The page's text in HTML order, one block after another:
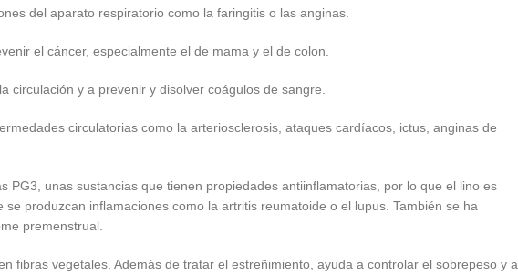
del aparato respiratorio como la faringitis o las anginas.
el cáncer, especialmente el de mama y el de colon.
circulación y a prevenir y disolver coágulos de sangre.
circulatorias como la arteriosclerosis, ataques cardíacos, ictus, anginas de
PG3, unas sustancias que tienen propiedades antiinflamatorias, por lo que el lino es
produzcan inflamaciones como la artritis reumatoide o el lupus. También se ha
premenstrual.
fibras vegetales. Además de tratar el estreñimiento, ayuda a controlar el sobrepeso y a